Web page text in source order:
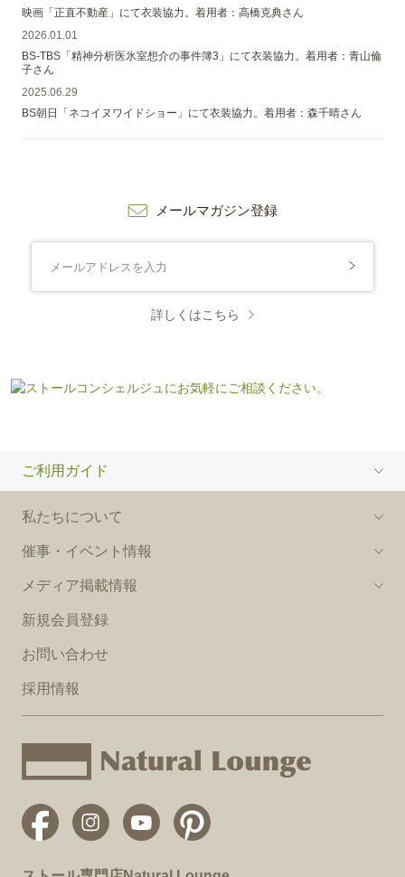
映画「正直不動産」にて衣装協力。着用者：高橋克典さん
2026.01.01
BS-TBS「精神分析医氷室想介の事件簿3」にて衣装協力。着用者：青山倫
子さん
2025.06.29
BS朝日「ネコイヌワイドショー」にて衣装協力。着用者：森千晴さん
メールマガジン登録
詳しくはこちら
ご利用ガイド
私たちについて
催事・イベント情報
メディア掲載情報
新規会員登録
お問い合わせ
採用情報